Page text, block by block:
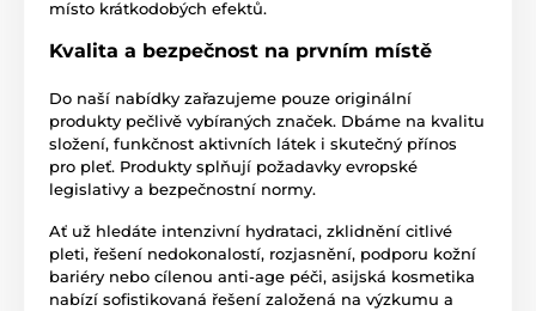
místo krátkodobých efektů.
Kvalita a bezpečnost na prvním místě
Do naší nabídky zařazujeme pouze originální
produkty pečlivě vybíraných značek. Dbáme na kvalitu
složení, funkčnost aktivních látek i skutečný přínos
pro pleť. Produkty splňují požadavky evropské
legislativy a bezpečnostní normy.
Ať už hledáte intenzivní hydrataci, zklidnění citlivé
pleti, řešení nedokonalostí, rozjasnění, podporu kožní
bariéry nebo cílenou anti-age péči, asijská kosmetika
nabízí sofistikovaná řešení založená na výzkumu a